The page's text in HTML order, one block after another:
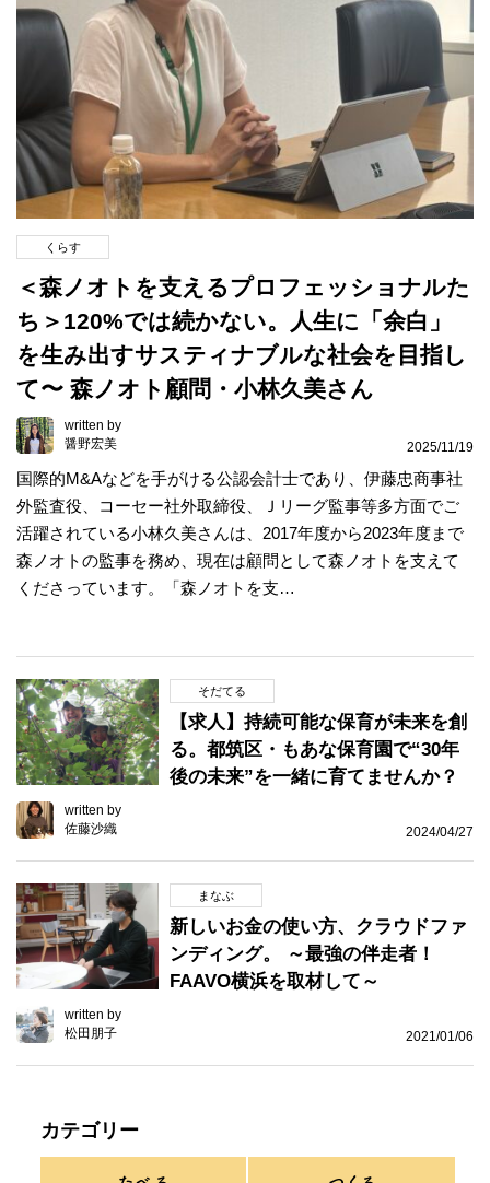
くらす
＜森ノオトを支えるプロフェッショナルた
ち＞120%では続かない。人生に「余白」
を生み出すサスティナブルな社会を目指し
て〜 森ノオト顧問・小林久美さん
written by
醤野宏美
2025/11/19
国際的M&Aなどを手がける公認会計士であり、伊藤忠商事社
外監査役、コーセー社外取締役、Ｊリーグ監事等多方面でご
活躍されている小林久美さんは、2017年度から2023年度まで
森ノオトの監事を務め、現在は顧問として森ノオトを支えて
くださっています。「森ノオトを支…
そだてる
【求人】持続可能な保育が未来を創
る。都筑区・もあな保育園で“30年
後の未来”を一緒に育てませんか？
written by
佐藤沙織
2024/04/27
まなぶ
新しいお金の使い方、クラウドファ
ンディング。 ～最強の伴走者！
FAAVO横浜を取材して～
written by
松田朋子
2021/01/06
カテゴリー